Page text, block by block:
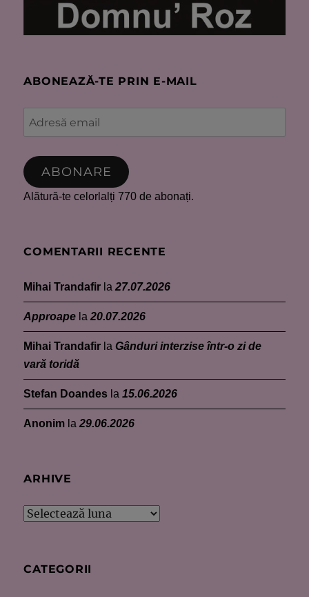
ABONEAZĂ-TE PRIN E-MAIL
Adresă
email
ABONARE
Alătură-te celorlalți 770 de abonați.
COMENTARII RECENTE
Mihai Trandafir la27.07.2026
Approape la20.07.2026
Mihai Trandafir la Gânduri interzise într-o zi de
vară toridă
Stefan Doandes la15.06.2026
Anonim la29.06.2026
ARHIVE
Arhive
CATEGORII